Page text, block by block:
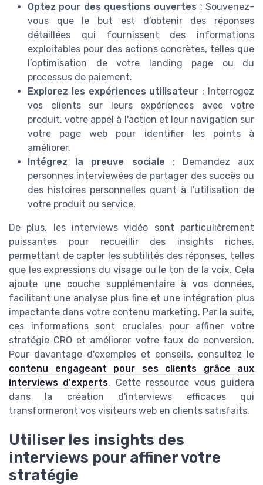
Optez pour des questions ouvertes : Souvenez-
vous que le but est d’obtenir des réponses
détaillées qui fournissent des informations
exploitables pour des actions concrètes, telles que
l’optimisation de votre landing page ou du
processus de paiement.
Explorez les expériences utilisateur : Interrogez
vos clients sur leurs expériences avec votre
produit, votre appel à l'action et leur navigation sur
votre page web pour identifier les points à
améliorer.
Intégrez la preuve sociale : Demandez aux
personnes interviewées de partager des succès ou
des histoires personnelles quant à l'utilisation de
votre produit ou service.
De plus, les interviews vidéo sont particulièrement
puissantes pour recueillir des insights riches,
permettant de capter les subtilités des réponses, telles
que les expressions du visage ou le ton de la voix. Cela
ajoute une couche supplémentaire à vos données,
facilitant une analyse plus fine et une intégration plus
impactante dans votre contenu marketing. Par la suite,
ces informations sont cruciales pour affiner votre
stratégie CRO et améliorer votre taux de conversion.
Pour davantage d'exemples et conseils, consultez le
contenu engageant pour ses clients grâce aux
interviews d'experts. Cette ressource vous guidera
dans la création d'interviews efficaces qui
transformeront vos visiteurs web en clients satisfaits.
Utiliser les insights des
interviews pour affiner votre
stratégie